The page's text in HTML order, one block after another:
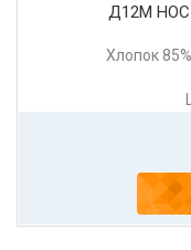
Д12М
Хлопок